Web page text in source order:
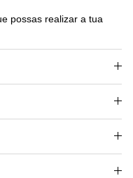
possas realizar a tua